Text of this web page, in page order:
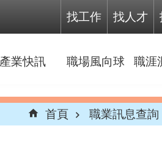
找工作 找人才
產業快訊 職場風向球 職涯
首頁 職業訊息查詢